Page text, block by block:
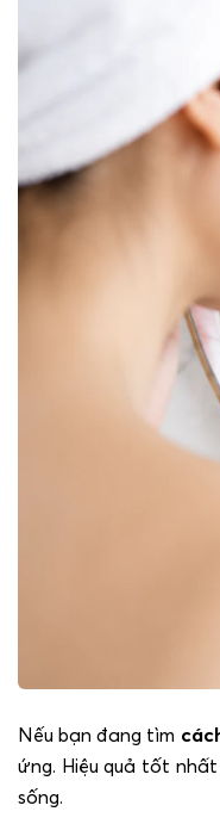
Nếu bạn đang tìm
ứng. Hiệu quả tốt
sống.